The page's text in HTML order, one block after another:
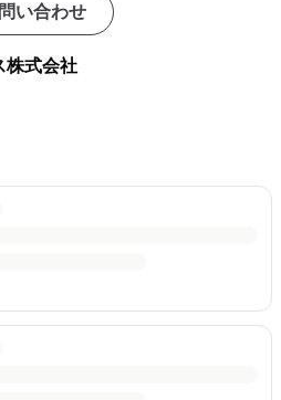
い合わせ
株式会社